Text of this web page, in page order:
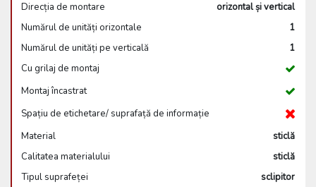
Direcția de montare
orizontal și vertical
Numărul de unități orizontale
1
Numărul de unități pe verticală
1
Cu grilaj de montaj
Montaj încastrat
Spațiu de etichetare/ suprafață de informație
Material
sticlă
Calitatea materialului
sticlă
Tipul suprafeței
sclipitor